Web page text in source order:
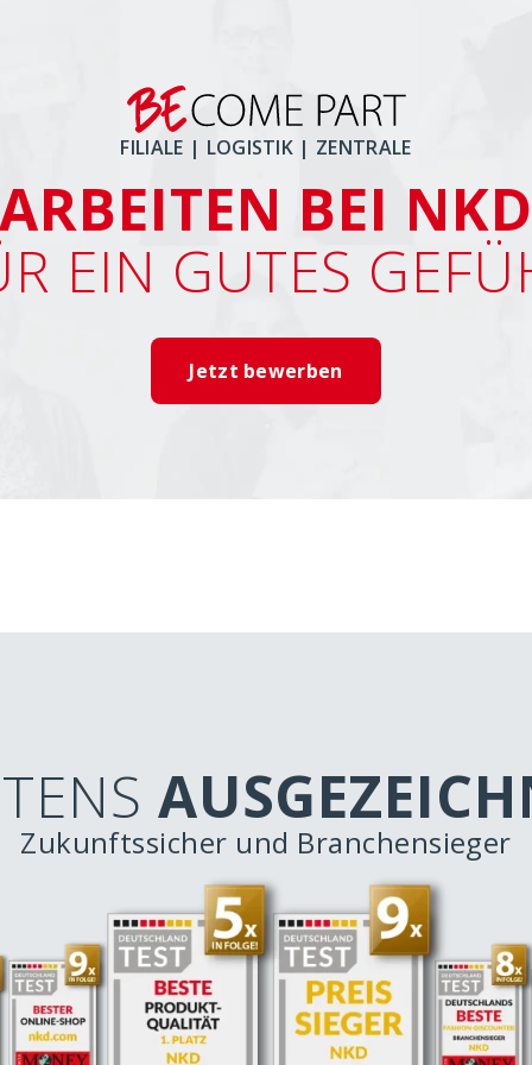
FILIALE | LOGISTIK | ZENTRALE
ARBEITEN BEI NKD
EIN GUTES
Jetzt bewerben
Zukunftssicher und Branchensieger